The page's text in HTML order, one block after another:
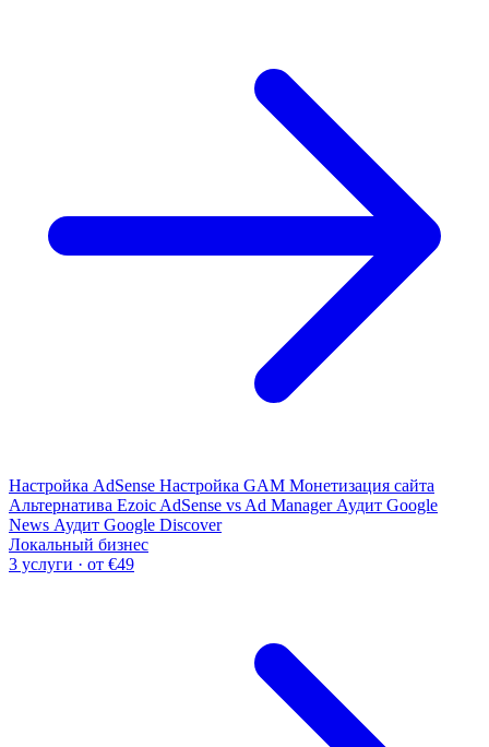
Настройка AdSense Настройка GAM Монетизация сайта
Альтернатива Ezoic AdSense vs Ad Manager Аудит Google
News Аудит Google Discover
Локальный бизнес
3 услуги · от €49